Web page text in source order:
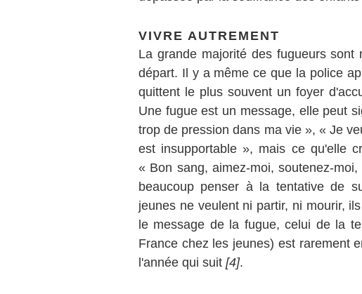
VIVRE AUTREMENT
La grande majorité des fugueurs
départ. Il y a même ce que la police
quittent le plus souvent un foyer
Une fugue est un message, elle peut
trop de pression dans ma vie », « Je
est insupportable », mais ce qu'elle
« Bon sang, aimez-moi, soutenez-
beaucoup penser à la tentative de
jeunes ne veulent ni partir, ni mourir,
le message de la fugue, celui de la
France chez les jeunes) est rarement
l'année qui suit [4].